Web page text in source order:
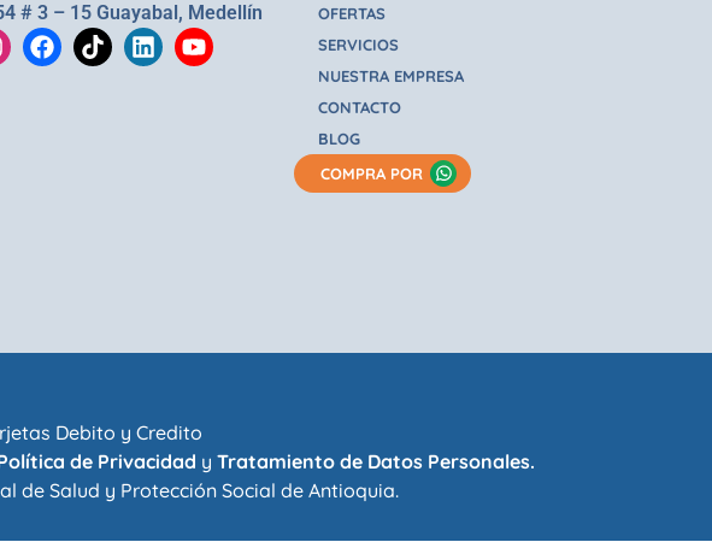
# 3 – 15 Guayabal, Medellín
OFERTAS
SERVICIOS
NUESTRA EMPRESA
CONTACTO
BLOG
COMPRA POR
Debito y Credito
de Privacidad y Tratamiento de Datos Personales.
de Salud y Protección Social de Antioquia.